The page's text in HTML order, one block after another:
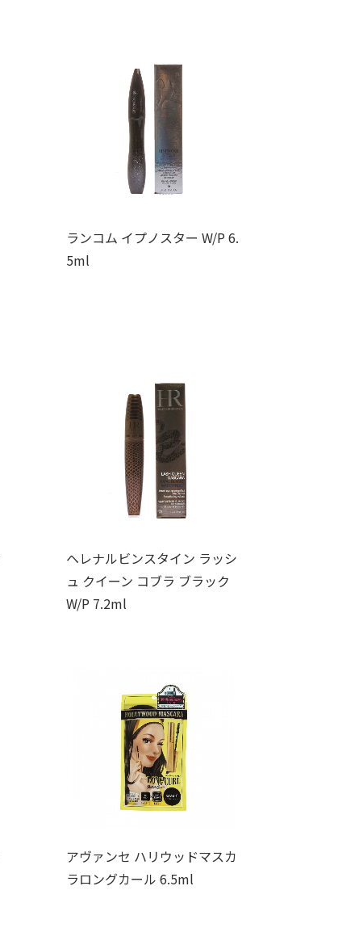
ランコム イプノスター W/P 6.
5ml
ヘレナルビンスタイン ラッシ
ュ クイーン コブラ ブラック
W/P 7.2ml
アヴァンセ ハリウッドマスカ
ラロングカール 6.5ml